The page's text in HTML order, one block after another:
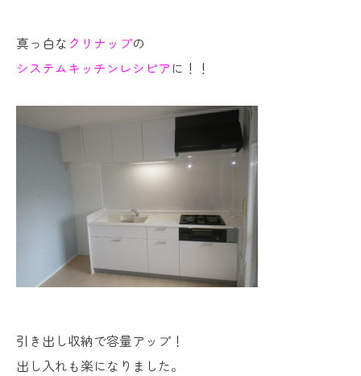
真っ白な クリナップの
システムキッチンレシピア に！！
引き出し収納で容量アップ！
出し入れも楽になりました。